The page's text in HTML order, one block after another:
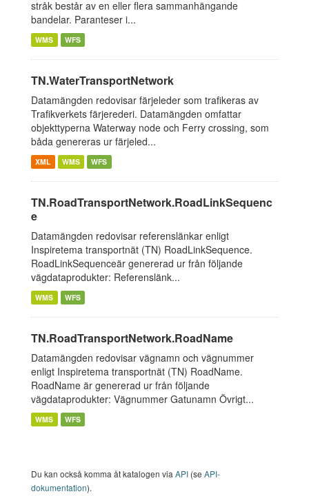
stråk består av en eller flera sammanhängande
bandelar. Paranteser i...
WMS WFS
TN.WaterTransportNetwork
Datamängden redovisar färjeleder som trafikeras av
Trafikverkets färjerederi. Datamängden omfattar
objekttyperna Waterway node och Ferry crossing, som
båda genereras ur färjeled...
XML WMS WFS
TN.RoadTransportNetwork.RoadLinkSequenc
e
Datamängden redovisar referenslänkar enligt
Inspiretema transportnät (TN) RoadLinkSequence.
RoadLinkSequenceär genererad ur från följande
vägdataprodukter: Referenslänk...
WMS WFS
TN.RoadTransportNetwork.RoadName
Datamängden redovisar vägnamn och vägnummer
enligt Inspiretema transportnät (TN) RoadName.
RoadName är genererad ur från följande
vägdataprodukter: Vägnummer Gatunamn Övrigt...
WMS WFS
Du kan också komma åt katalogen via API (se API-
dokumentation).